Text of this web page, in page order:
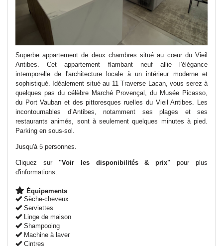
Superbe appartement de deux chambres situé au cœur du Vieil
Antibes. Cet appartement flambant neuf allie l'élégance
intemporelle de l'architecture locale à un intérieur moderne et
sophistiqué. Idéalement situé au 11 Traverse Lacan, vous serez à
quelques pas du célèbre Marché Provençal, du Musée Picasso,
du Port Vauban et des pittoresques ruelles du Vieil Antibes. Les
incontournables d’Antibes, notamment ses plages et ses
restaurants animés, sont à seulement quelques minutes à pied.
Parking en sous-sol.
Jusqu'à 5 personnes.
Cliquez sur "Voir les disponibilités & prix" pour plus
d'informations.
Équipements
Sèche-cheveux
Serviettes
Linge de maison
Shampooing
Machine à laver
Cintres